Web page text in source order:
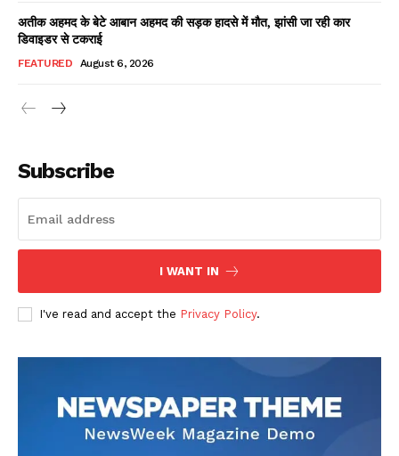
Read Latest News on AIN
DOWNLOAD NOW
अतीक अहमद के बेटे आबान अहमद की सड़क हादसे में मौत, झांसी जा रही कार
डिवाइडर से टकराई
FEATURED August 6, 2026
Subscribe
I WANT IN
I've read and accept the Privacy Policy.